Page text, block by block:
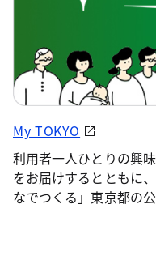
My TOKYO
利用者一人ひとりの興
をお届けするとともに
なでつくる」東京都の